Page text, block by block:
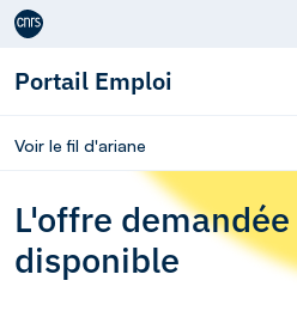
Aller au contenu
Portail Emploi
Voir le fil d'ariane
L'offre
disponible